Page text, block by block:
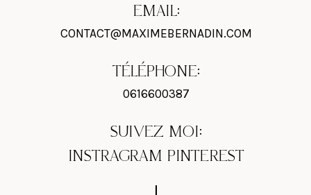
EMAIL:
CONTACT@MAXIMEBERNADIN.COM
TÉLÉPHONE:
0616600387
SUIVEZ MOI:
INSTRAGRAM PINTEREST